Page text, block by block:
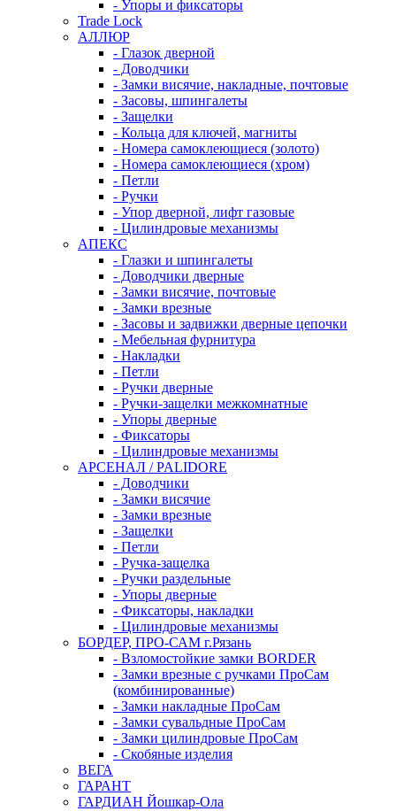
- Упоры и фиксаторы
Trade Lock
АЛЛЮР
- Глазок дверной
- Доводчики
- Замки висячие, накладные, почтовые
- Засовы, шпингалеты
- Защелки
- Кольца для ключей, магниты
- Номера самоклеющиеся (золото)
- Номера самоклеющиеся (хром)
- Петли
- Ручки
- Упор дверной, лифт газовые
- Цилиндровые механизмы
АПЕКС
- Глазки и шпингалеты
- Доводчики дверные
- Замки висячие, почтовые
- Замки врезные
- Засовы и задвижки дверные цепочки
- Мебельная фурнитура
- Накладки
- Петли
- Ручки дверные
- Ручки-защелки межкомнатные
- Упоры дверные
- Фиксаторы
- Цилиндровые механизмы
АРСЕНАЛ / PALIDORE
- Доводчики
- Замки висячие
- Замки врезные
- Защелки
- Петли
- Ручка-защелка
- Ручки раздельные
- Упоры дверные
- Фиксаторы, накладки
- Цилиндровые механизмы
БОРДЕР, ПРО-САМ г.Рязань
- Взломостойкие замки BORDER
- Замки врезные с ручками ПроСам
(комбинированные)
- Замки накладные ПроСам
- Замки сувальдные ПроСам
- Замки цилиндровые ПроСам
- Скобяные изделия
ВЕГА
ГАРАНТ
ГАРДИАН Йошкар-Ола